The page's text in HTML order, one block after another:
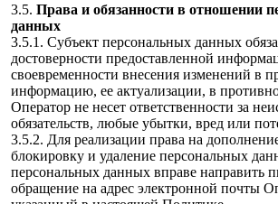
3.5. Права и обязанности в отношении
данных
3.5.1. Субъект персональных данных
достоверности предоставленной
своевременности внесения изменений в
информацию, ее актуализации, в
Оператор не несет ответственности за
обязательств, любые убытки, вред или
3.5.2. Для реализации права на
блокировку и удаление персональных
персональных данных вправе направить
обращение на адрес электронной почты